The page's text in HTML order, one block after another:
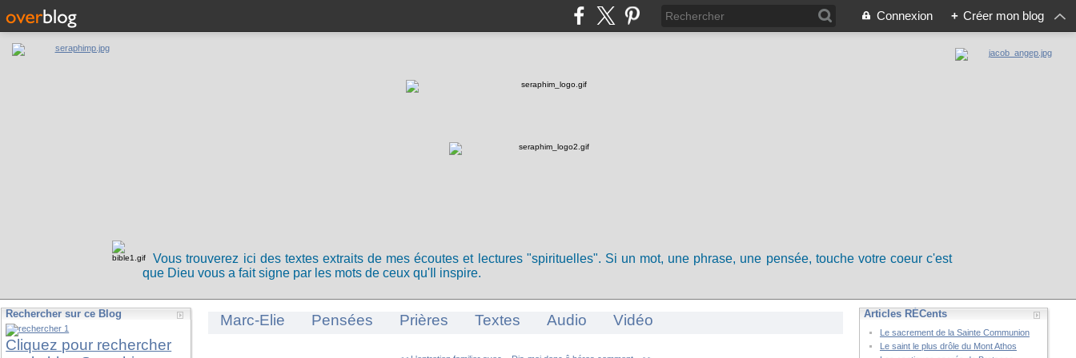
Connexion + Créer mon blog
Vous trouverez ici des textes extraits de mes écoutes et lectures "spirituelles". Si un mot, une phrase, une pensée, touche votre coeur c'est
que Dieu vous a fait signe par les mots de ceux qu'Il inspire.
Rechercher sur ce Blog
Cliquez pour rechercher
Marc-Elie Pensées Prières Textes Audio Vidéo Articles RÉCents
Le sacrement de la Sainte Communion
Le saint le plus drôle du Mont Athos